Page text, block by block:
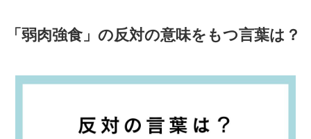
「弱肉強食」の反対の意味をもつ言葉は？